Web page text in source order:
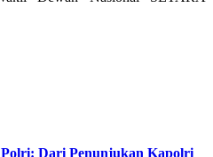
Dari Penunjukan Kapolri